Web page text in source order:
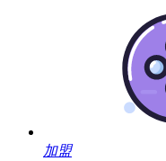
加盟